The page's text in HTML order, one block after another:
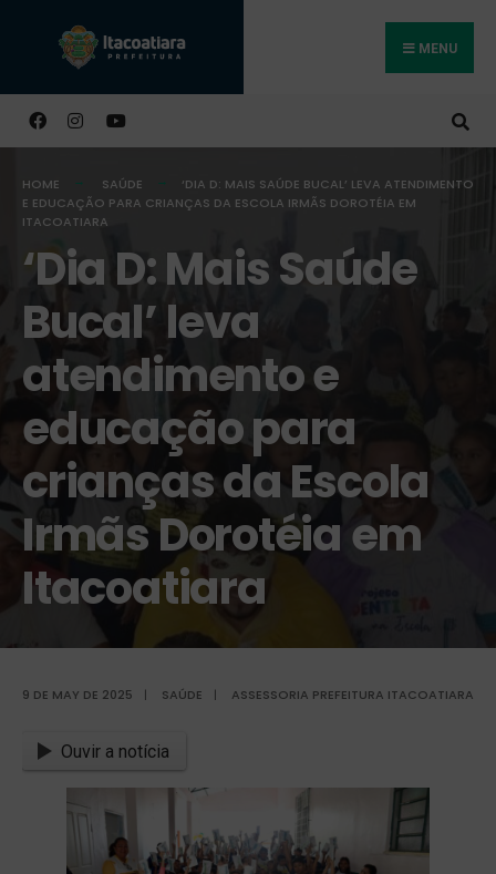
MENU
HOME SAÚDE
‘DIA D: MAIS SAÚDE BUCAL’ LEVA ATENDIMENTO
E EDUCAÇÃO PARA CRIANÇAS DA ESCOLA IRMÃS DOROTÉIA EM
ITACOATIARA
‘Dia D: Mais Saúde
Bucal’ leva
atendimento e
educação para
crianças da Escola
Irmãs Dorotéia em
Itacoatiara
9 DE MAY DE 2025 | SAÚDE | ASSESSORIA PREFEITURA ITACOATIARA
Ouvir a notícia
Buscar